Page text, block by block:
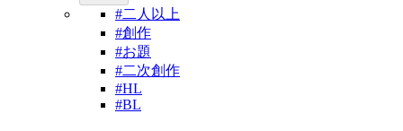
#二人以上
#創作
#お題
#二次創作
#HL
#BL